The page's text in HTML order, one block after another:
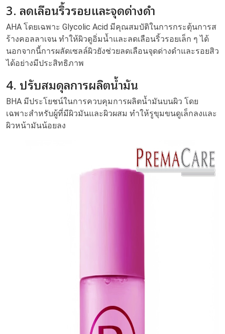
3. ลดเลือนริ้วรอยและจุดด่างดำ
AHA โดยเฉพาะ Glycolic Acid มีคุณสมบัติในการกระตุ้นการส
ร้างคอลลาเจน ทำให้ผิวดูอิ่มน้ำและลดเลือนริ้วรอยเล็ก ๆ ได้
นอกจากนี้การผลัดเซลล์ผิวยังช่วยลดเลือนจุดด่างดำและรอยสิว
ได้อย่างมีประสิทธิภาพ
4. ปรับสมดุลการผลิตน้ำมัน
BHA มีประโยชน์ในการควบคุมการผลิตน้ำมันบนผิว โดย
เฉพาะสำหรับผู้ที่มีผิวมันและผิวผสม ทำให้รูขุมขนดูเล็กลงและ
ผิวหน้ามันน้อยลง